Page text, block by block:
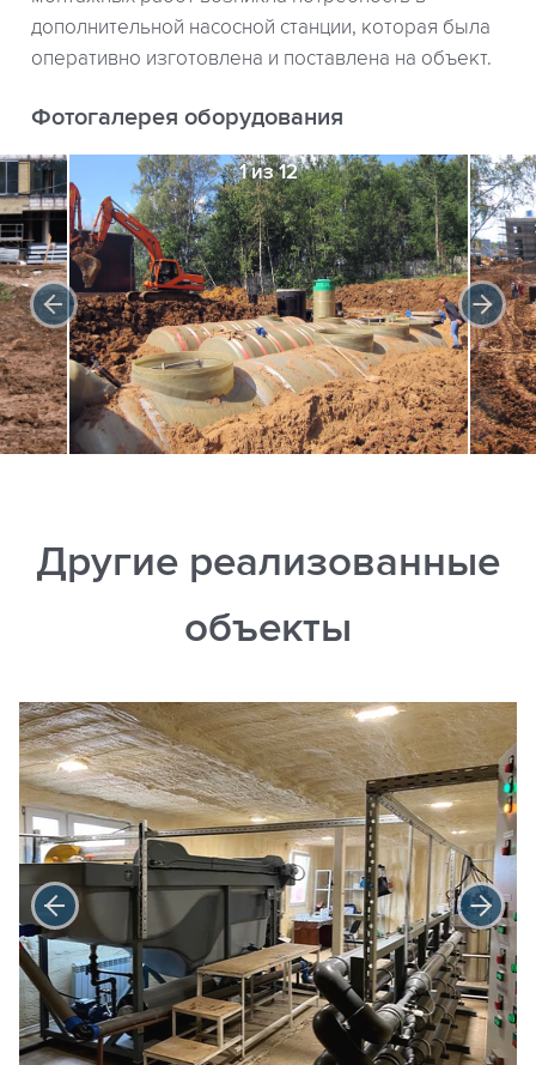
дополнительной насосной станции, которая была
оперативно изготовлена и поставлена на объект.
Фотогалерея оборудования
1 из 12
Другие реализованные
объекты